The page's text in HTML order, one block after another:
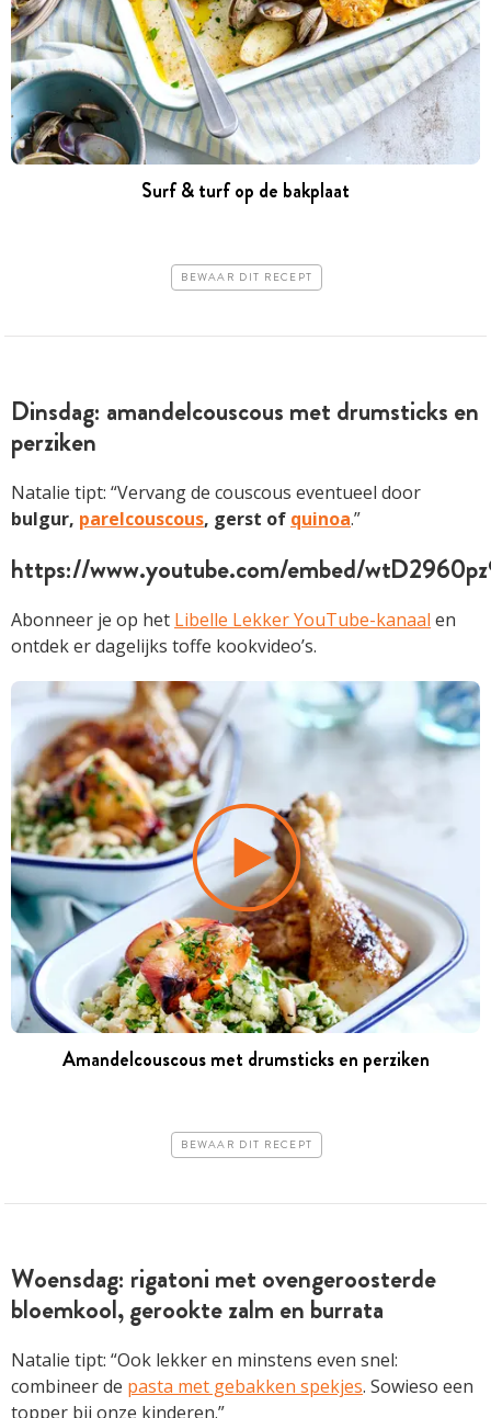
Surf & turf op de bakplaat
BEWAAR DIT RECEPT
Dinsdag: amandelcouscous met drumsticks en
perziken
Natalie tipt: “Vervang de couscous eventueel door
bulgur, parelcouscous, gerst of quinoa.”
https://www.youtube.com/embed/
Abonneer je op het Libelle Lekker YouTube-kanaal en
ontdek er dagelijks toffe kookvideo’s.
Amandelcouscous met drumsticks en perziken
BEWAAR DIT RECEPT
Woensdag: rigatoni met ovengeroosterde
bloemkool, gerookte zalm en burrata
Natalie tipt: “Ook lekker en minstens even snel:
combineer de pasta met gebakken spekjes. Sowieso een
topper bij onze kinderen.”